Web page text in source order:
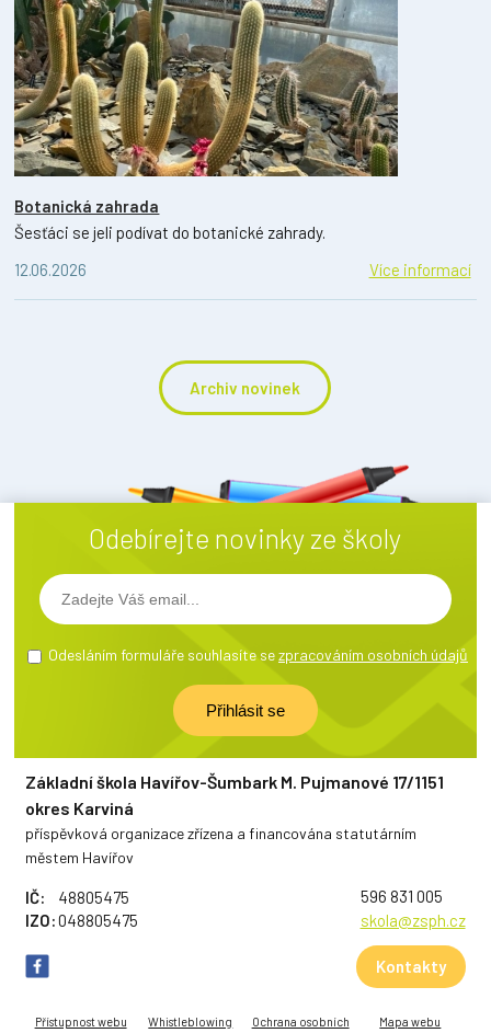
Botanická zahrada
Šesťáci se jeli podívat do botanické zahrady.
12.06.2026
Více informací
Archiv novinek
Odebírejte novinky ze školy
Odesláním formuláře souhlasíte sezpracováním osobních údajů
Základní škola Havířov-Šumbark M. Pujmanové 17/1151
okres Karviná
příspěvková organizace zřízena a financována statutárním
městem Havířov
IČ:
48805475
IZO:048805475
596 831 005
skola@zsph.cz
Kontakty
Přístupnost webu Whistleblowing Ochrana osobních Mapa webu